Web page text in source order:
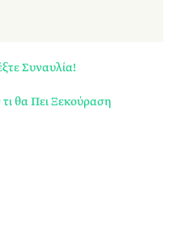
Συναυλία!
θα Πει Ξεκούραση